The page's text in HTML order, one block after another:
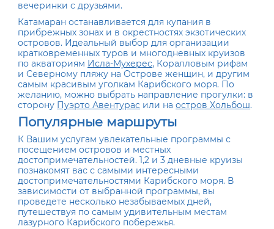
вечеринки с друзьями.
Катамаран останавливается для купания в
прибрежных зонах и в окрестностях экзотических
островов. Идеальный выбор для организации
кратковременных туров и многодневных круизов
по акваториям Исла-Мухерес, Коралловым рифам
и Северному пляжу на Острове женщин, и другим
самым красивым уголкам Карибского моря. По
желанию, можно выбрать направление прогулки: в
сторону Пуэрто Авентурас или наостров Хольбош.
Популярные маршруты
К Вашим услугам увлекательные программы с
посещением островов и местных
достопримечательностей. 1,2 и 3 дневные круизы
познакомят вас с самыми интересными
достопримечательностями Карибского моря. В
зависимости от выбранной программы, вы
проведете несколько незабываемых дней,
путешествуя по самым удивительным местам
лазурного Карибского побережья.